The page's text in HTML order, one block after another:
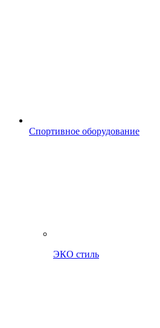
Спортивное оборудование
ЭКО стиль